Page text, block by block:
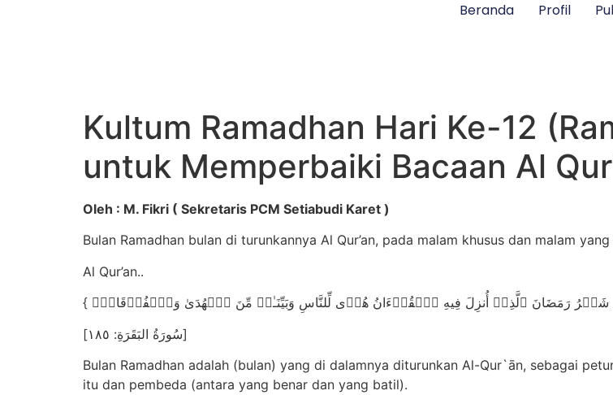
Beranda Profil
Kultum Ramadhan Hari Ke-12
untuk Memperbaiki Bacaan Al
Oleh : M. Fikri ( Sekretaris PCM Setiabudi Karet )
Bulan Ramadhan bulan di turunkannya Al Qur’an, pada malam khusus dan malam
Al Qur’an..
[سُورَةُ البَقَرَةِ: ١٨٥]
Bulan Ramadhan adalah (bulan) yang di dalamnya diturunkan Al-Qur`ān, sebagai
itu dan pembeda (antara yang benar dan yang batil).